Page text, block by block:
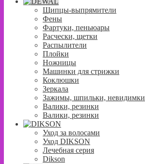
Щипцы-выпрямители
Фены
Фартуки, пеньюары
Расчески, щетки
Распылители
Плойки
Ножницы
Машинки для стрижки
Коклюшки
Зеркала
Зажимы, шпильки, невидимки
Валики, резинки
Валики, резинки
Уход за волосами
Уход DIKSON
Лечебная серия
Dikson